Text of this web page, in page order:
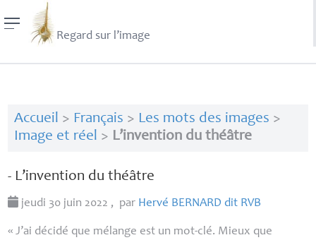
Regard sur l’image
Accueil > Français > Les mots des images >
Image et réel > L’invention du théâtre
- L’invention du théâtre
jeudi 30 juin 2022 , par Hervé BERNARD dit RVB
« J’ai décidé que mélange est un mot-clé. Mieux que